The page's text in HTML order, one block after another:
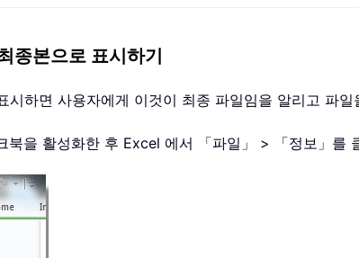
종본으로 표시하기
시하면 사용자에게 이것이 최종 파일임을 알리고 파일
북을 활성화한 후 Excel 에서 「파일」 > 「정보」를